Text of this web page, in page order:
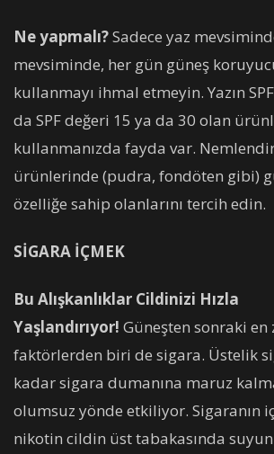
Ne yapmalı?Sadece yaz
mevsiminde, her gün güneş
kullanmayı ihmal etmeyin. Yazın
da SPF değeri 15 ya da 30 olan
kullanmanızda fayda var.
ürünlerinde (pudra, fondöten gibi)
özelliğe sahip olanlarını tercih edin.
SİGARA İÇMEK
Bu Alışkanlıklar Cildinizi Hızla
Yaşlandırıyor! Güneşten sonraki en
faktörlerden biri de sigara. Üstelik
kadar sigara dumanına maruz
olumsuz yönde etkiliyor. Sigaranın
nikotin cildin üst tabakasında